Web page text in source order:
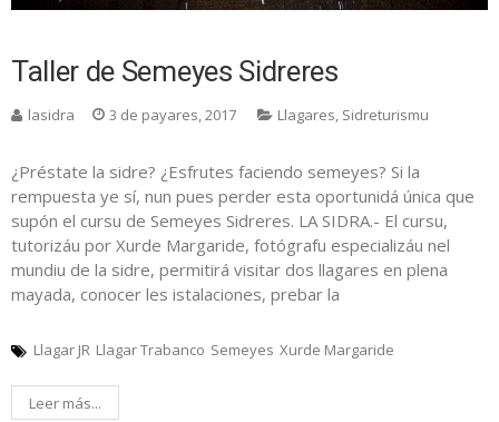
Taller de Semeyes Sidreres
lasidra 3 de payares, 2017 Llagares, Sidreturismu
¿Préstate la sidre? ¿Esfrutes faciendo semeyes? Si la
rempuesta ye sí, nun pues perder esta oportunidá única que
supón el cursu de Semeyes Sidreres. LA SIDRA.- El cursu,
tutorizáu por Xurde Margaride, fotógrafu especializáu nel
mundiu de la sidre, permitirá visitar dos llagares en plena
mayada, conocer les istalaciones, prebar la
Llagar JR Llagar Trabanco Semeyes Xurde Margaride
Leer más...